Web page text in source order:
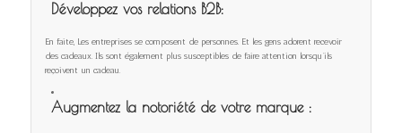
Développez vos relations B2B:
En faite, Les entreprises se composent de personnes. Et les gens adorent recevoir
des cadeaux. Ils sont également plus susceptibles de faire attention lorsqu’ils
reçoivent un cadeau.
Augmentez la notoriété de votre marque :